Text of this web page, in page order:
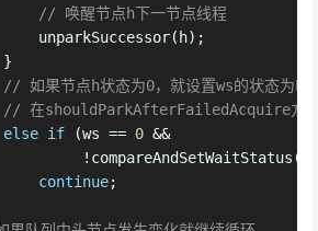
// 唤醒节点h下一节点线程
unparkSuccessor(h);
// 如果节点h状态为0，就设置ws的状态为
// 在shouldParkAfterFailedAcquire方法
else if (ws == 0 &&
continue;